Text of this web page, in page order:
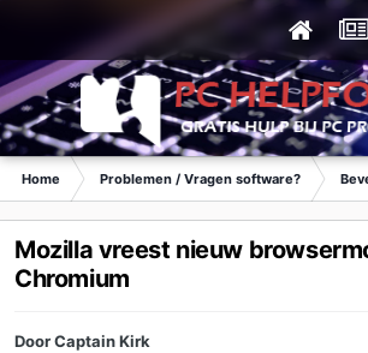
Home Problemen / Vragen software?
Mozilla vreest nieuw
Chromium
DoorCaptain Kirk